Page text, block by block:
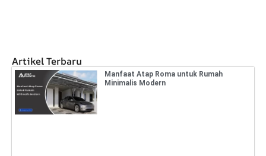
Artikel Terbaru
Manfaat Atap Roma untuk Rumah
Minimalis Modern